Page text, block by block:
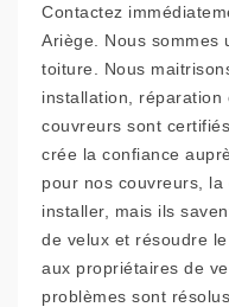
Contactez
Ariège. Nous sommes
toiture. Nous
installation, réparation
couvreurs sont
crée la confiance
pour nos couvreurs,
installer, mais ils
de velux et résoudre
aux propriétaires de
problèmes sont résolus.